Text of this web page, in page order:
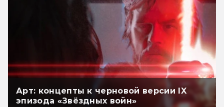
Арт: концепты к черновой версии IX
эпизода «Звёздных войн»